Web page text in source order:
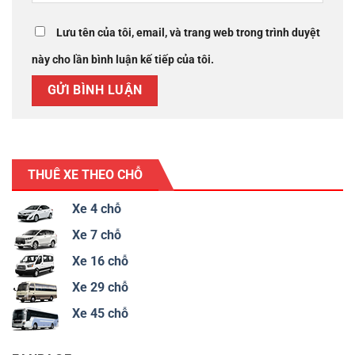
Lưu tên của tôi, email, và trang web trong trình duyệt
này cho lần bình luận kế tiếp của tôi.
THUÊ XE THEO CHỖ
Xe 4 chỗ
Xe 7 chỗ
Xe 16 chỗ
Xe 29 chỗ
Xe 45 chỗ